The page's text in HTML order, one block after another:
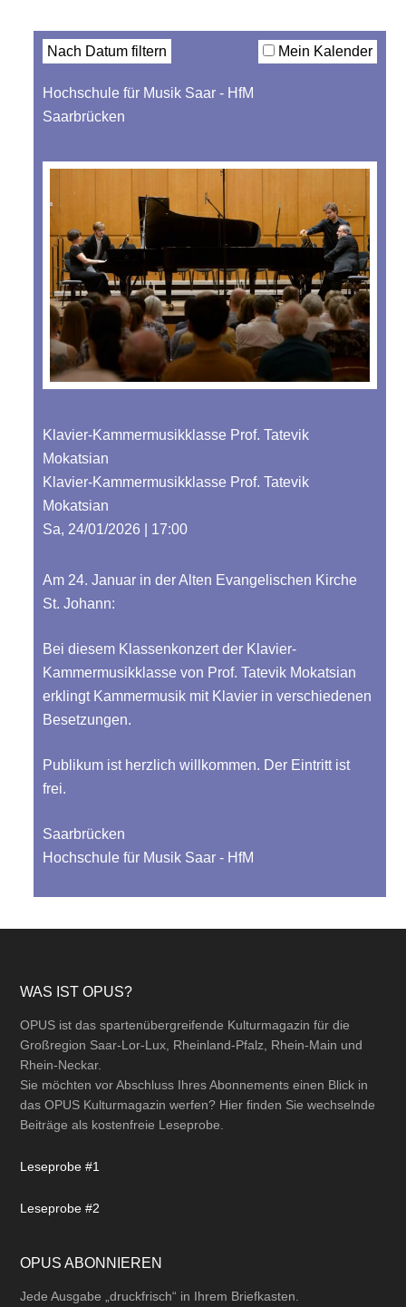
Nach Datum filtern Mein Kalender
Hochschule für Musik Saar - HfM
Saarbrücken
Klavier-Kammermusikklasse Prof. Tatevik
Mokatsian
Klavier-Kammermusikklasse Prof. Tatevik
Mokatsian
Sa, 24/01/2026 | 17:00
Am 24. Januar in der Alten Evangelischen Kirche
St. Johann:
Bei diesem Klassenkonzert der Klavier-
Kammermusikklasse von Prof. Tatevik Mokatsian
erklingt Kammermusik mit Klavier in verschiedenen
Besetzungen.
Publikum ist herzlich willkommen. Der Eintritt ist
frei.
Saarbrücken
Hochschule für Musik Saar - HfM
Footer
WAS IST OPUS?
OPUS ist das spartenübergreifende Kulturmagazin für die
Großregion Saar-Lor-Lux, Rheinland-Pfalz, Rhein-Main und
Rhein-Neckar.
Sie möchten vor Abschluss Ihres Abonnements einen Blick in
das OPUS Kulturmagazin werfen? Hier finden Sie wechselnde
Beiträge als kostenfreie Leseprobe.
Leseprobe #1
Leseprobe #2
OPUS ABONNIEREN
Jede Ausgabe „druckfrisch“ in Ihrem Briefkasten.